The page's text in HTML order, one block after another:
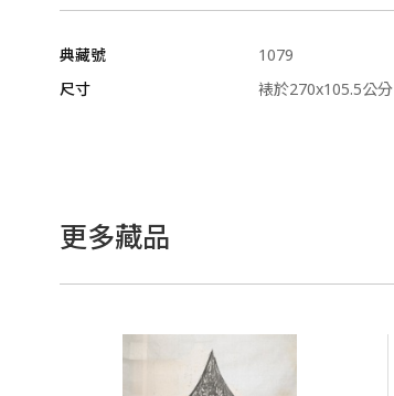
典藏號
1079
尺寸
裱於270x105.5公分
更多藏品